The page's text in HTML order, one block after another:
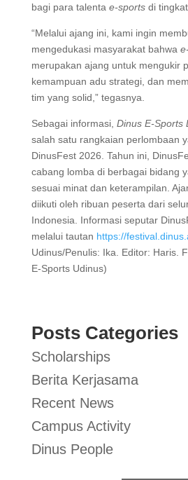
bagi para talenta e-sportsdi tingkat
“Melalui ajang ini, kami ingin
mengedukasi masyarakat bahwa
merupakan ajang untuk mengukir
kemampuan adu strategi, dan
tim yang solid,” tegasnya.
Sebagai informasi, Dinus E-Sports
salah satu rangkaian perlombaan
DinusFest 2026. Tahun ini,
cabang lomba di berbagai bidang
sesuai minat dan keterampilan.
diikuti oleh ribuan peserta dari
Indonesia. Informasi seputar
melalui tautan https://
Udinus/Penulis: Ika. Editor: Haris.
E-Sports Udinus)
Posts Categories
Scholarships
Berita Kerjasama
Recent News
Campus Activity
Dinus People